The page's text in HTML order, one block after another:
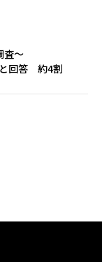
査～
と回答 約4割